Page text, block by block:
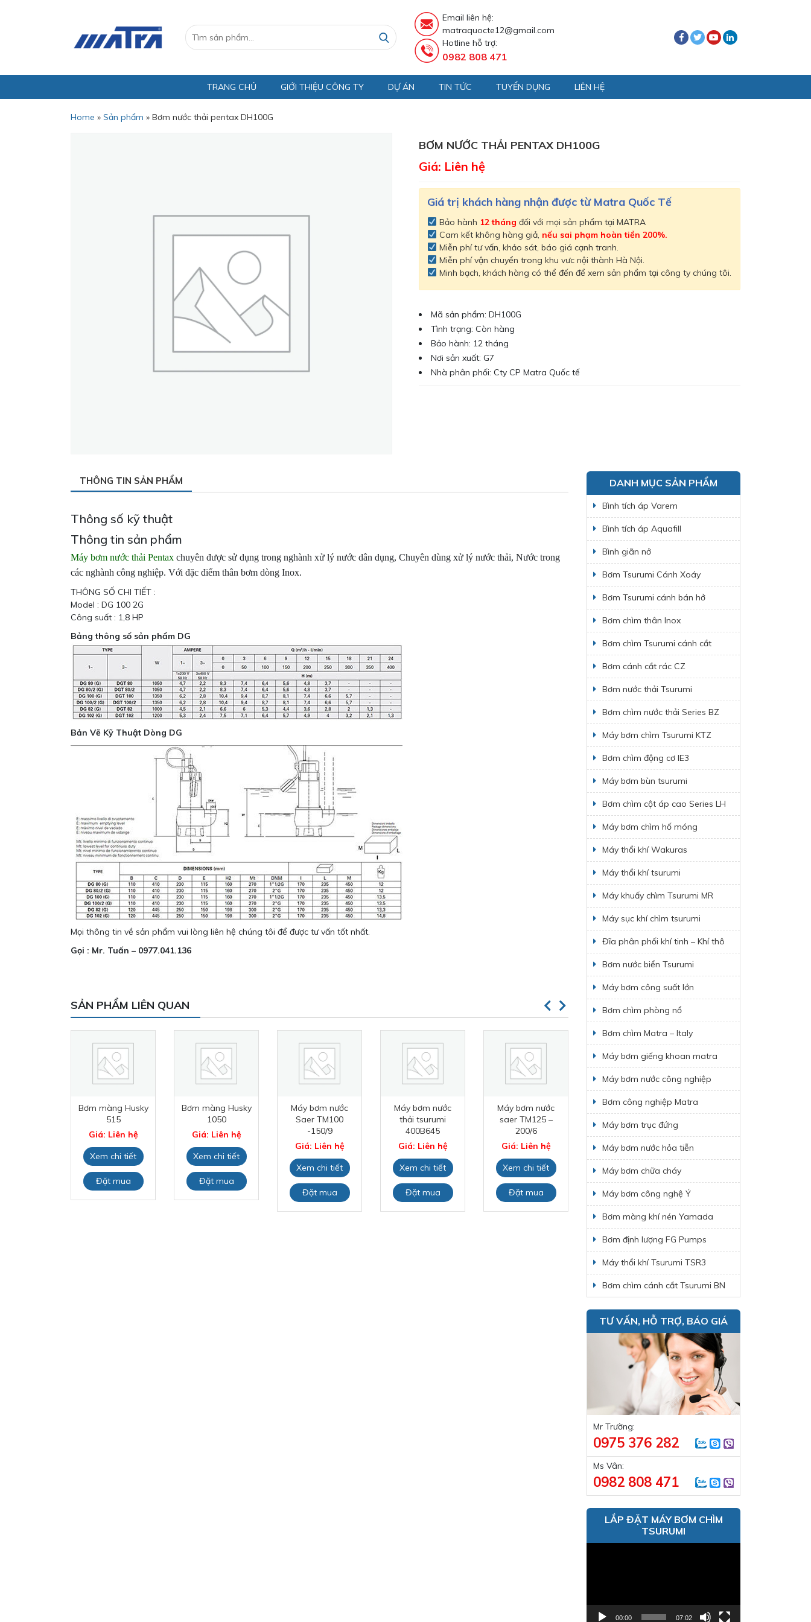
Email liên hệ:
matraquocte12@gmail.com
Hotline hỗ trợ:
0982 808 471
TRANG CHỦ GIỚI THIỆU CÔNG TY DỰ ÁN TIN TỨC TUYỂN DỤNG LIÊN HỆ
Home » Sản phẩm » Bơm nước thải pentax DH100G
BƠM NƯỚC THẢI PENTAX DH100G
Giá: Liên hệ
Giá trị khách hàng nhận được từ Matra Quốc Tế
Bảo hành 12 tháng đối với mọi sản phẩm tại MATRA
Cam kết không hàng giả, nếu sai phạm hoàn tiền 200%.
Miễn phí tư vấn, khảo sát, báo giá cạnh tranh.
Miễn phí vận chuyển trong khu vưc nội thành Hà Nội.
Minh bạch, khách hàng có thể đến để xem sản phẩm tại công ty chúng tôi.
Mã sản phẩm: DH100G
Tình trạng: Còn hàng
Bảo hành: 12 tháng
Nơi sản xuất: G7
Nhà phân phối: Cty CP Matra Quốc tế
THÔNG TIN SẢN PHẨM
Thông số kỹ thuật
Thông tin sản phẩm
Máy bơm nước thải Pentax chuyên được sử dụng trong nghành xử lý nước dân dụng, Chuyên dùng xử lý nước thải, Nước trong
các nghành công nghiệp. Với đặc điểm thân bơm dòng Inox.
THÔNG SỐ CHI TIẾT :
Model : DG 100 2G
Công suất : 1,8 HP
Bảng thông số sản phẩm DG
Bản Vẽ Kỹ Thuật Dòng DG
Mọi thông tin về sản phẩm vui lòng liên hệ chúng tôi để được tư vấn tốt nhất.
Gọi : Mr. Tuấn – 0977.041.136
SẢN PHẨM LIÊN QUAN
Bơm màng Husky
515
Giá: Liên hệ
Xem chi tiết
Đặt mua
Bơm màng Husky
1050
Giá: Liên hệ
Xem chi tiết
Đặt mua
Máy bơm nước
Saer TM100
-150/9
Giá: Liên hệ
Xem chi tiết
Đặt mua
Máy bơm nước
thải tsurumi
400B645
Giá: Liên hệ
Xem chi tiết
Đặt mua
Máy bơm nước
saer TM125 –
200/6
Giá: Liên hệ
Xem chi tiết
Đặt mua
Máy bơm nước
Saer TM65 –
100/5
Giá: Liên hệ
Xem chi tiết
Đặt mua
Bơm màng Husky
Giá: Liên hệ
Đặt mua
DANH MỤC SẢN PHẨM
Bình tích áp Varem
Bình tích áp Aquafill
Bình giãn nở
Bơm Tsurumi Cánh Xoáy
Bơm Tsurumi cánh bán hở
Bơm chìm thân Inox
Bơm chìm Tsurumi cánh cắt
Bơm cánh cắt rác CZ
Bơm nước thải Tsurumi
Bơm chìm nước thải Series BZ
Máy bơm chìm Tsurumi KTZ
Bơm chìm động cơ IE3
Máy bơm bùn tsurumi
Bơm chìm cột áp cao Series LH
Máy bơm chìm hố móng
Máy thổi khí Wakuras
Máy thổi khí tsurumi
Máy khuấy chìm Tsurumi MR
Máy sục khí chìm tsurumi
Đĩa phân phối khí tinh – Khí thô
Bơm nước biển Tsurumi
Máy bơm công suất lớn
Bơm chìm phòng nổ
Bơm chìm Matra – Italy
Máy bơm giếng khoan matra
Máy bơm nước công nghiệp
Bơm công nghiệp Matra
Máy bơm trục đứng
Máy bơm nước hỏa tiễn
Máy bơm chữa cháy
Máy bơm công nghệ Ý
Bơm màng khí nén Yamada
Bơm định lượng FG Pumps
Máy thổi khí Tsurumi TSR3
Bơm chìm cánh cắt Tsurumi BN
TƯ VẤN, HỖ TRỢ, BÁO GIÁ
Mr Trường:
0975 376 282
Ms Vân:
0982 808 471
LẮP ĐẶT MÁY BƠM CHÌM
TSURUMI
00:00 07:02